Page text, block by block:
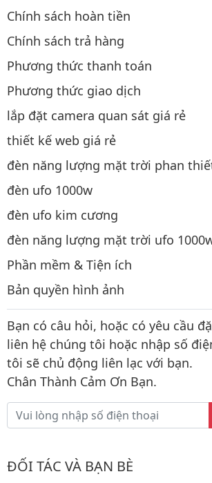
Chính sách hoàn tiền
Chính sách trả hàng
Phương thức thanh toán
Phương thức giao dịch
lắp đặt camera quan sát giá rẻ
thiết kế web giá rẻ
đèn năng lượng mặt trời phan
đèn ufo 1000w
đèn ufo kim cương
đèn năng lượng mặt trời ufo
Phần mềm & Tiện ích
Bản quyền hình ảnh
Bạn có câu hỏi, hoặc có yêu cầu
liên hệ chúng tôi hoặc nhập số
tôi sẽ chủ động liên lạc với bạn.
Chân Thành Cảm Ơn Bạn.
ĐỐI TÁC VÀ BẠN BÈ